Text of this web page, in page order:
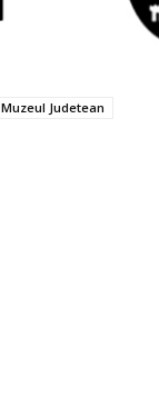
Muzeul Judetean